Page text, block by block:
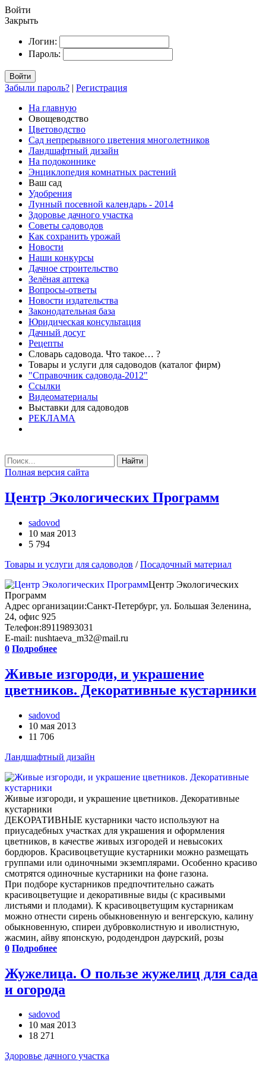
Войти
Закрыть
Логин:
Пароль:
Войти
Забыли пароль? | Регистрация
На главную
Овощеводство
Цветоводство
Сад непрерывного цветения многолетников
Ландшафтный дизайн
На подоконнике
Энциклопедия комнатных растений
Ваш сад
Удобрения
Лунный посевной календарь - 2014
Здоровье дачного участка
Советы садоводов
Как сохранить урожай
Новости
Наши конкурсы
Дачное строительство
Зелёная аптека
Вопросы-ответы
Новости издательства
Законодательная база
Юридическая консультация
Дачный досуг
Рецепты
Словарь садовода. Что такое… ?
Товары и услуги для садоводов (каталог фирм)
"Справочник садовода-2012"
Ссылки
Видеоматериалы
Выставки для садоводов
РЕКЛАМА
Найти
Полная версия сайта
Центр Экологических Программ
sadovod
10 мая 2013
5 794
Товары и услуги для садоводов /Посадочный материал
Центр Экологических
Программ
Адрес организации:Санкт-Петербург, ул. Большая Зеленина,
24, офис 925
Телефон:89119893031
E-mail: nushtaeva_m32@mail.ru
0 Подробнее
Живые изгороди, и украшение
цветников. Декоративные кустарники
sadovod
10 мая 2013
11 706
Ландшафтный дизайн
Живые изгороди, и украшение цветников. Декоративные
кустарники
ДЕКОРАТИВНЫЕ кустарники часто используют на
приусадебных участках для украшения и оформления
цветников, в качестве живых изгородей и невысоких
бордюров. Красивоцветущие кустарники можно размещать
группами или одиночными экземплярами. Особенно красиво
смотрятся одиночные кустарники на фоне газона.
При подборе кустарников предпочтительно сажать
красивоцветущие и декоративные виды (с красивыми
листьями и плодами). К красивоцветущим кустарникам
можно отнести сирень обыкновенную и венгерскую, калину
обыкновенную, спиреи дубровколистную и иволистную,
жасмин, айву японскую, рододендрон даурский, розы
0 Подробнее
Жужелица. О пользе жужелиц для сада
и огорода
sadovod
10 мая 2013
18 271
Здоровье дачного участка